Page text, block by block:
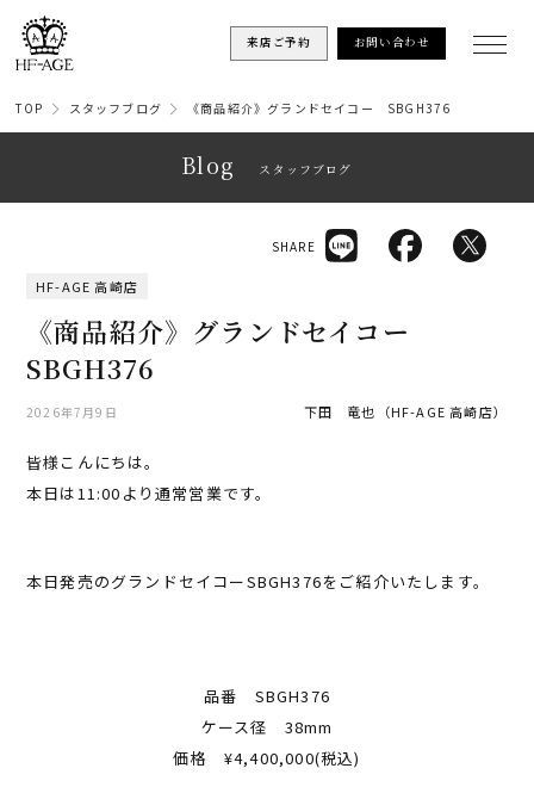
来店ご予約 お問い合わせ
TOP スタッフブログ 《商品紹介》グランドセイコー SBGH376
Blog スタッフブログ
HF-AGE 高崎店
《商品紹介》グランドセイコー
SBGH376
2026年7月9日 下田 竜也（HF-AGE 高崎店）
SHARE
皆様こんにちは。
本日は11:00より通常営業です。
本日発売のグランドセイコーSBGH376をご紹介いたします。
品番 SBGH376
ケース径 38mm
価格 ¥4,400,000(税込)